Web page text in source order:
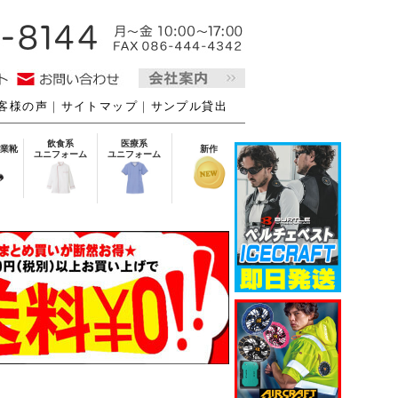
様の声 ｜ サイトマップ ｜ サンプル貸出
靴
飲食系
ユニフォーム
医療系
ユニフォーム
新作